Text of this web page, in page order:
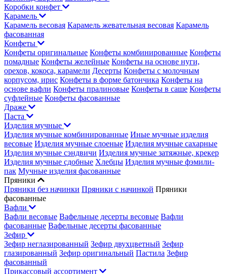
Коробки конфет
Карамель
Карамель весовая Карамель жевательная весовая Карамель
фасованная
Конфеты
Конфеты оригинальные Конфеты комбинированные Конфеты
помадные Конфеты желейные Конфеты на основе нуги,
орехов, кокоса, карамели Десерты Конфеты с молочным
корпусом, ирис Конфеты в форме батончика Конфеты на
основе вафли Конфеты пралиновые Конфеты в саше Конфеты
суфлейные Конфеты фасованные
Драже
Паста
Изделия мучные
Изделия мучные комбинированные Иные мучные изделия
весовые Изделия мучные слоеные Изделия мучные сахарные
Изделия мучные сэндвичи Изделия мучные затяжные, крекер
Изделия мучные сдобные Хлебцы Изделия мучные фэмили-
пак Мучные изделия фасованные
Пряники
Пряники без начинки Пряники с начинкой Пряники
фасованные
Вафли
Вафли весовые Вафельные десерты весовые Вафли
фасованные Вафельные десерты фасованные
Зефир
Зефир неглазированный Зефир двухцветный Зефир
глазированный Зефир оригинальный Пастила Зефир
фасованный
Прикассовый ассортимент